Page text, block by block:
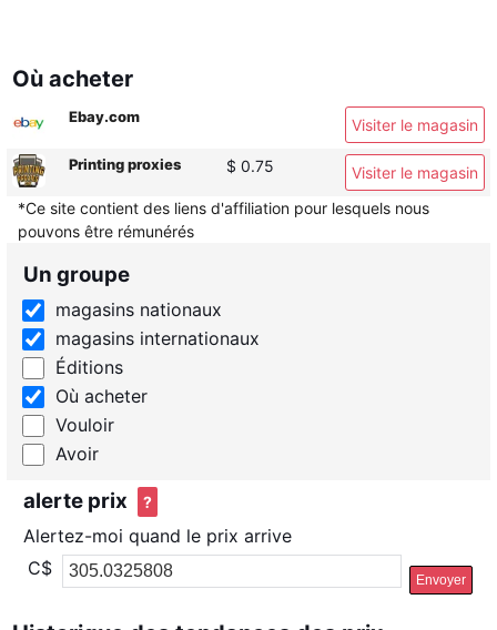
Où acheter
Ebay.com Visiter le magasin
Printing proxies $ 0.75
Visiter le magasin
*Ce site contient des liens d'affiliation pour lesquels nous
pouvons être rémunérés
Un groupe
magasins nationaux
magasins internationaux
Éditions
Où acheter
Vouloir
Avoir
alerte prix ?
Alertez-moi quand le prix arrive
C$
Envoyer